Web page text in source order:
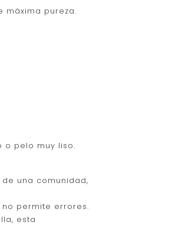
máxima pureza.
o pelo muy liso.
una comunidad,
permite errores.
esta